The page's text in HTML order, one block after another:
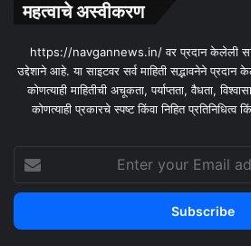
महत्वाचे अस्वीकरण
https://navgannews.in/ वर प्रदान केलेली
उद्देशाने आहे. या साइटवर सर्व माहिती सद्भावनेने
कोणत्याही माहितीची अचूकता, पर्याप्तता, वैधता,
कोणत्याही प्रकारचे स्पष्ट किंवा निहित प्रतिनिधित्व
your
Email